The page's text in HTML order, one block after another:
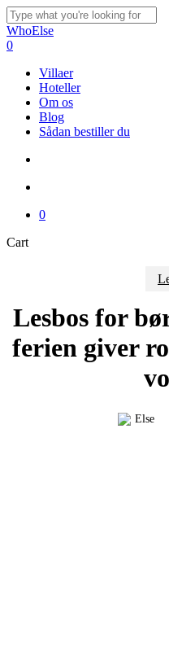
Skip
to
main
Close
Search
WhoElse
search
account
0
Villaer
Hoteller
Om os
Blog
Sådan bestiller du
0
CartClose
Lesbos for
ferien giver